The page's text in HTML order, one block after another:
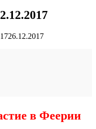
26.12.2017
в Феерии